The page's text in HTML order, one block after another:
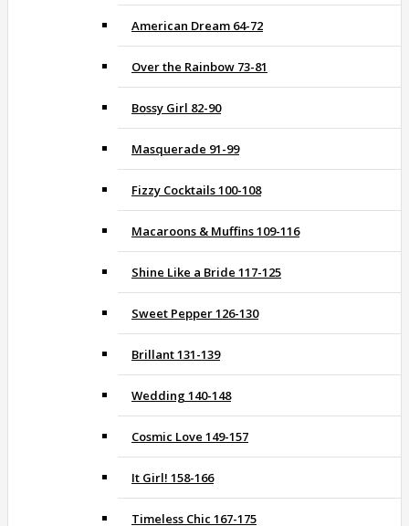
American Dream 64-72
Over the Rainbow 73-81
Bossy Girl 82-90
Masquerade 91-99
Fizzy Cocktails 100-108
Macaroons & Muffins 109-116
Shine Like a Bride 117-125
Sweet Pepper 126-130
Brillant 131-139
Wedding 140-148
Cosmic Love 149-157
It Girl! 158-166
Timeless Chic 167-175